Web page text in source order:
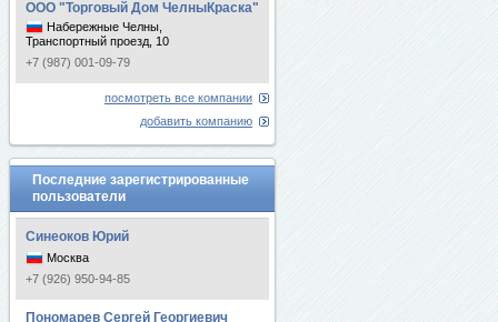
ООО "Торговый Дом ЧелныКраска"
Набережные Челны,
Транспортный проезд, 10
+7 (987) 001-09-79
посмотреть все компании
добавить компанию
Последние зарегистрированные
пользователи
Синеоков Юрий
Москва
+7 (926) 950-94-85
Пономарев Сергей Георгиевич